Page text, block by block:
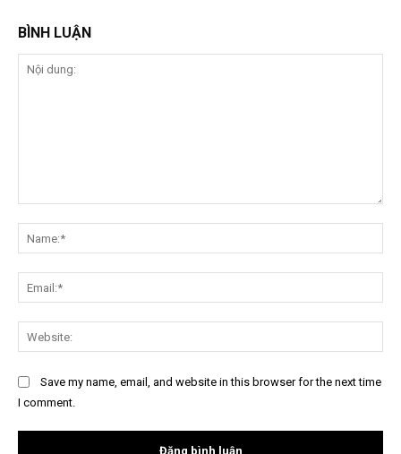
BÌNH LUẬN
dung:
Save my name, email, and website in this browser for the next time
I comment.